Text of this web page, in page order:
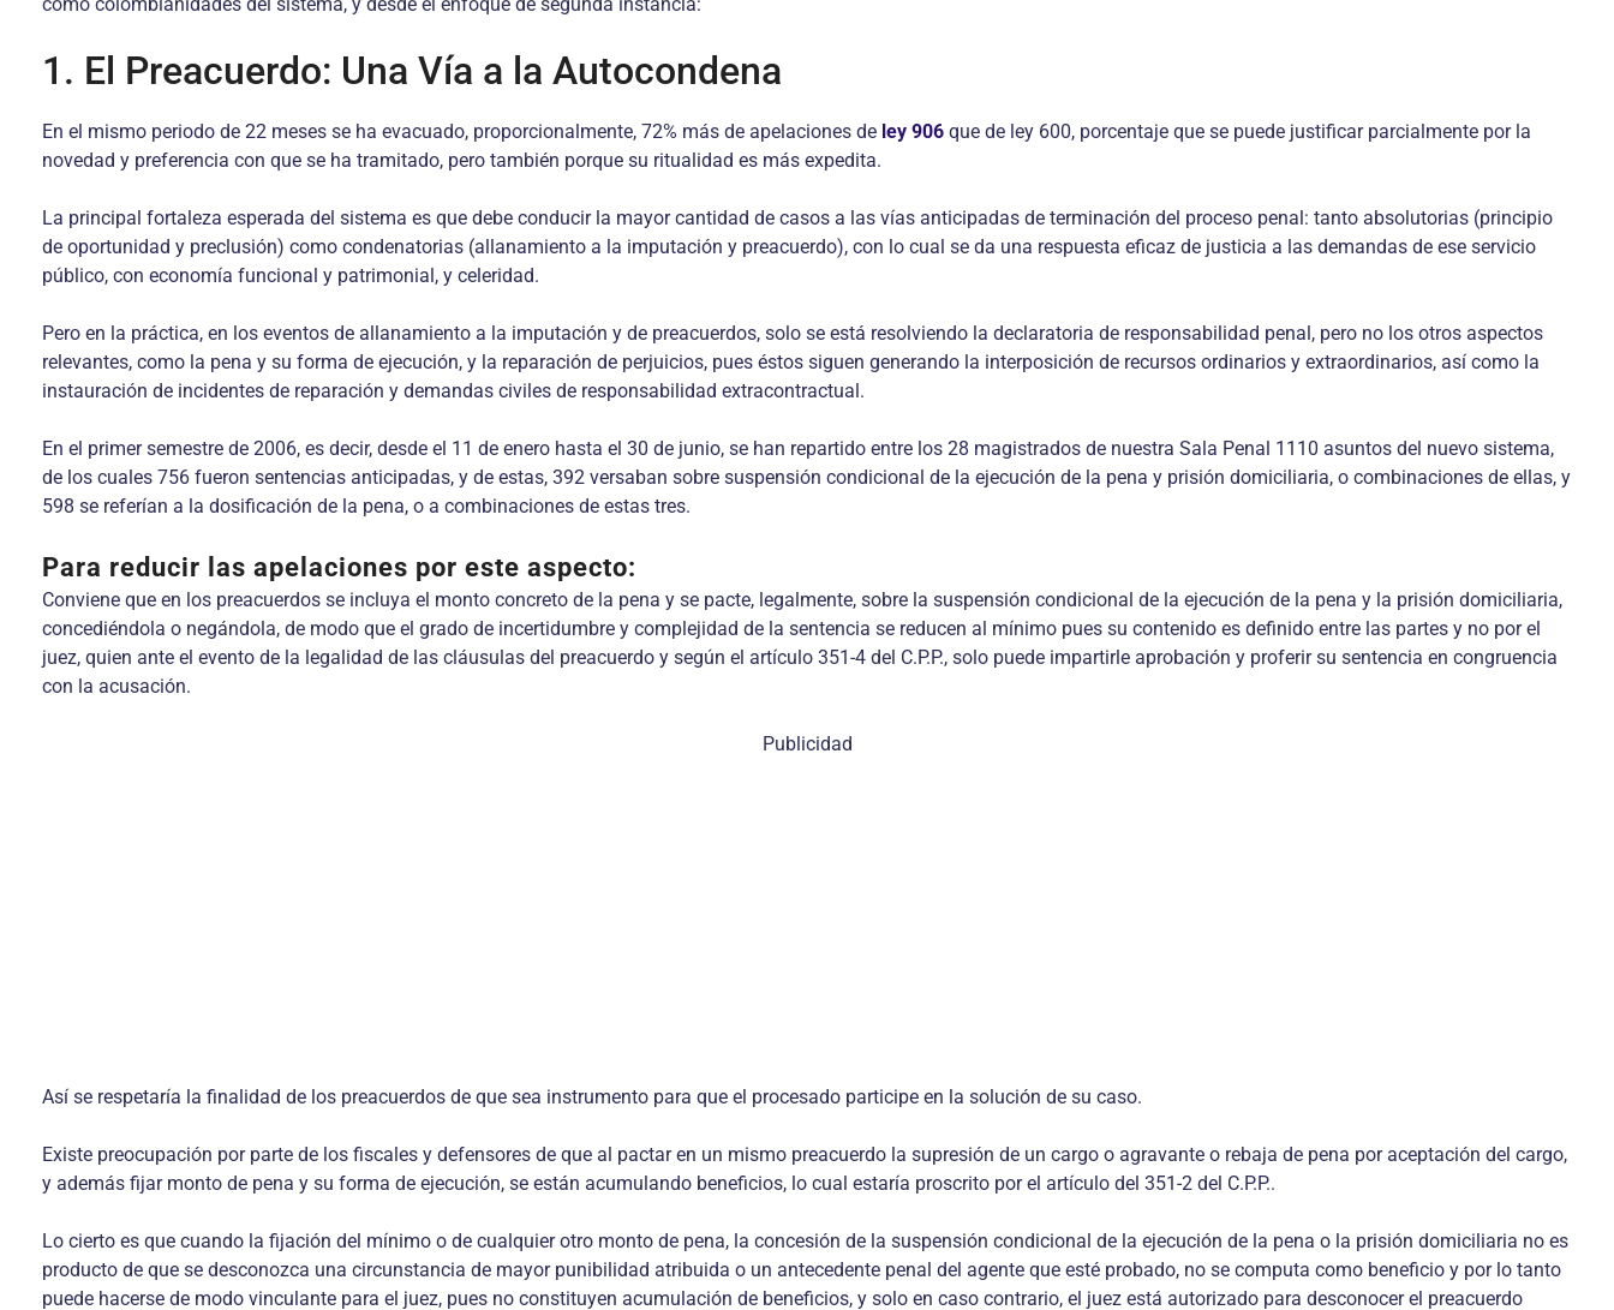
1. El Preacuerdo: Una Vía a la Autocondena
En el mismo periodo de 22 meses se ha evacuado, proporcionalmente, 72% más de apelaciones de ley 906 que de ley 600, porcentaje que se puede justificar parcialmente por la
novedad y preferencia con que se ha tramitado, pero también porque su ritualidad es más expedita.
La principal fortaleza esperada del sistema es que debe conducir la mayor cantidad de casos a las vías anticipadas de terminación del proceso penal: tanto absolutorias (principio
de oportunidad y preclusión) como condenatorias (allanamiento a la imputación y preacuerdo), con lo cual se da una respuesta eficaz de justicia a las demandas de ese servicio
público, con economía funcional y patrimonial, y celeridad.
Pero en la práctica, en los eventos de allanamiento a la imputación y de preacuerdos, solo se está resolviendo la declaratoria de responsabilidad penal, pero no los otros aspectos
relevantes, como la pena y su forma de ejecución, y la reparación de perjuicios, pues éstos siguen generando la interposición de recursos ordinarios y extraordinarios, así como la
instauración de incidentes de reparación y demandas civiles de responsabilidad extracontractual.
En el primer semestre de 2006, es decir, desde el 11 de enero hasta el 30 de junio, se han repartido entre los 28 magistrados de nuestra Sala Penal 1110 asuntos del nuevo sistema,
de los cuales 756 fueron sentencias anticipadas, y de estas, 392 versaban sobre suspensión condicional de la ejecución de la pena y prisión domiciliaria, o combinaciones de ellas, y
598 se referían a la dosificación de la pena, o a combinaciones de estas tres.
Para reducir las apelaciones por este aspecto:
Conviene que en los preacuerdos se incluya el monto concreto de la pena y se pacte, legalmente, sobre la suspensión condicional de la ejecución de la pena y la prisión domiciliaria,
concediéndola o negándola, de modo que el grado de incertidumbre y complejidad de la sentencia se reducen al mínimo pues su contenido es definido entre las partes y no por el
juez, quien ante el evento de la legalidad de las cláusulas del preacuerdo y según el artículo 351-4 del C.P.P., solo puede impartirle aprobación y proferir su sentencia en congruencia
con la acusación.
Publicidad
Así se respetaría la finalidad de los preacuerdos de que sea instrumento para que el procesado participe en la solución de su caso.
Existe preocupación por parte de los fiscales y defensores de que al pactar en un mismo preacuerdo la supresión de un cargo o agravante o rebaja de pena por aceptación del cargo,
y además fijar monto de pena y su forma de ejecución, se están acumulando beneficios, lo cual estaría proscrito por el artículo del 351-2 del C.P.P..
Lo cierto es que cuando la fijación del mínimo o de cualquier otro monto de pena, la concesión de la suspensión condicional de la ejecución de la pena o la prisión domiciliaria no es
producto de que se desconozca una circunstancia de mayor punibilidad atribuida o un antecedente penal del agente que esté probado, no se computa como beneficio y por lo tanto
puede hacerse de modo vinculante para el juez, pues no constituyen acumulación de beneficios, y solo en caso contrario, el juez está autorizado para desconocer el preacuerdo